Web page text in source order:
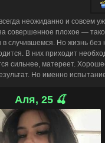
неожиданно и совсем
совершенное плохое —
случившемся. Но жизнь без
В них приходит
сильнее, матереет.
Но именно
значимость, и как
шестилетний внучек не в
к бабушке и дедушке. Лето
Аля, 25 🍒